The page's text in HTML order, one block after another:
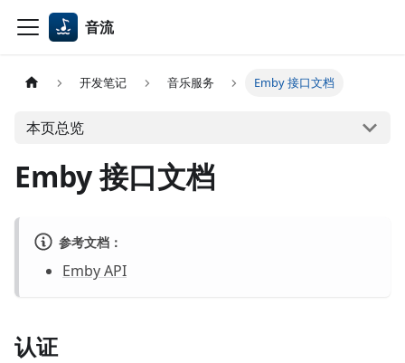
音流
开发笔记 音乐服务 Emby 接口文档
本页总览
Emby 接口文档
参考文档：
Emby API
认证